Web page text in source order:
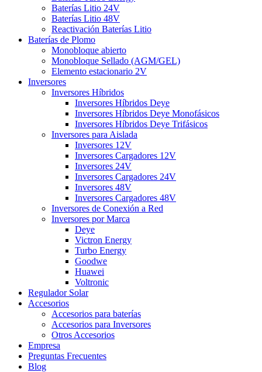
Baterías Litio 24V
Baterías Litio 48V
Reactivación Baterías Litio
Baterías de Plomo
Monobloque abierto
Monobloque Sellado (AGM/GEL)
Elemento estacionario 2V
Inversores
Inversores Híbridos
Inversores Híbridos Deye
Inversores Híbridos Deye Monofásicos
Inversores Híbridos Deye Trifásicos
Inversores para Aislada
Inversores 12V
Inversores Cargadores 12V
Inversores 24V
Inversores Cargadores 24V
Inversores 48V
Inversores Cargadores 48V
Inversores de Conexión a Red
Inversores por Marca
Deye
Victron Energy
Turbo Energy
Goodwe
Huawei
Voltronic
Regulador Solar
Accesorios
Accesorios para baterías
Accesorios para Inversores
Otros Accesorios
Empresa
Preguntas Frecuentes
Blog